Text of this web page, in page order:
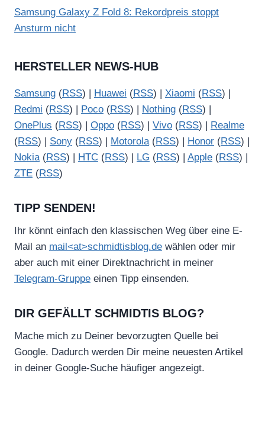
Samsung Galaxy Z Fold 8: Rekordpreis stoppt
Ansturm nicht
HERSTELLER NEWS-HUB
Samsung (RSS) | Huawei (RSS) | Xiaomi (RSS) |
Redmi (RSS) | Poco (RSS) | Nothing (RSS) |
OnePlus (RSS) | Oppo (RSS) | Vivo (RSS) |
Realme
(RSS) | Sony (RSS) | Motorola(RSS) | Honor (RSS) |
Nokia(RSS) | HTC (RSS) | LG (RSS) | Apple (RSS) |
ZTE (RSS)
TIPP SENDEN!
Ihr könnt einfach den klassischen Weg über eine E-
Mail an mail<at>schmidtisblog.de wählen oder mir
aber auch mit einer Direktnachricht in meiner
Telegram-Gruppe einen Tipp einsenden.
DIR GEFÄLLT SCHMIDTIS BLOG?
Mache mich zu Deiner bevorzugten Quelle bei
Google. Dadurch werden Dir meine neuesten Artikel
in deiner Google-Suche häufiger angezeigt.